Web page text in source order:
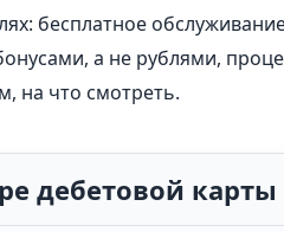
бесплатное
а не рублями,
на что смотреть.
дебетовой карты